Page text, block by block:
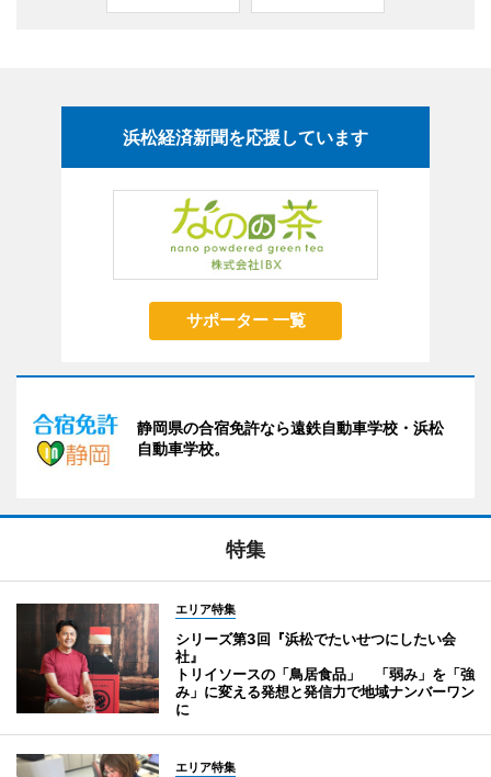
浜松経済新聞を応援しています
サポーター 一覧
静岡県の合宿免許なら遠鉄自動車学校・浜松
自動車学校。
特集
エリア特集
シリーズ第3回『浜松でたいせつにしたい会
社』
トリイソースの「鳥居食品」 「弱み」を「強
み」に変える発想と発信力で地域ナンバーワン
に
エリア特集